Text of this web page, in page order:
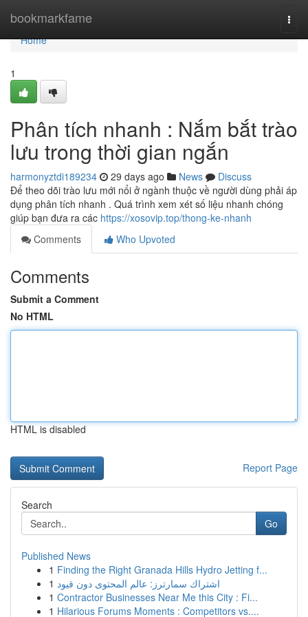
bookmarkfame
Home
Home
1
Phân tích nhanh : Nắm bắt trào
lưu trong thời gian ngắn
harmonyztdi189234 29 days ago News
Discuss
Để theo dõi trào lưu mới nổi ở ngành thuộc về người dùng phải áp
dụng phân tích nhanh . Quá trình xem xét số liệu nhanh chóng
giúp bạn đưa ra các https://xosovip.top/thong-ke-nhanh
Comments
Who Upvoted
Comments
Submit a Comment
No HTML
HTML is disabled
Report Page
Search
Go
Published News
1 Finding the Right Granada Hills Hydro Jetting f...
1 اشتراك سمارترز: عالم المحتوى دون قيود
1 Contractor Businesses Near Me this City : Fi...
1 Hilarious Forums Moments : Competitors vs....